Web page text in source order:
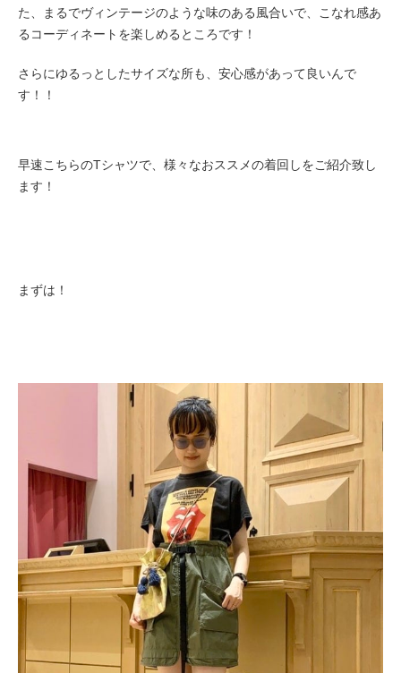
た、まるでヴィンテージのような味のある風合いで、こなれ感あ
るコーディネートを楽しめるところです！
さらにゆるっとしたサイズな所も、安心感があって良いんで
す！！
早速こちらのTシャツで、様々なおススメの着回しをご紹介致し
ます！
まずは！